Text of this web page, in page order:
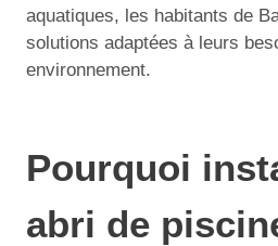
aquatiques, les habitants de
solutions adaptées à leurs
environnement.
Pourquoi
abri de